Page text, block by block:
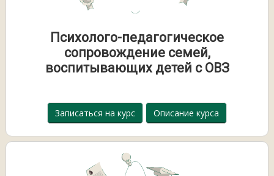
Психолого-педагогическое
сопровождение семей,
воспитывающих детей с ОВЗ
Записаться на курс Описание курса